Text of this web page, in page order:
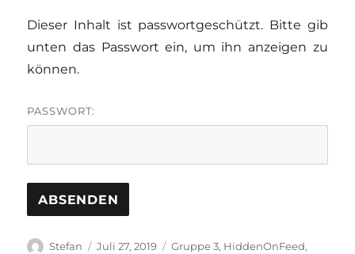
Dieser Inhalt ist passwortgeschützt. Bitte gib
unten das Passwort ein, um ihn anzeigen zu
können.
PASSWORT:
Autor
Stefan
Veröffentlicht
Juli 27, 2019 Kategorien
Gruppe 3, HiddenOnFeed,